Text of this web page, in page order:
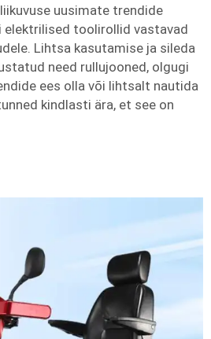
uusimate trendide
elektrilised toolirollid vastavad
Lihtsa kasutamise ja sileda
need rullujooned, olgugi
ees olla või lihtsalt nautida
kindlasti ära, et see on